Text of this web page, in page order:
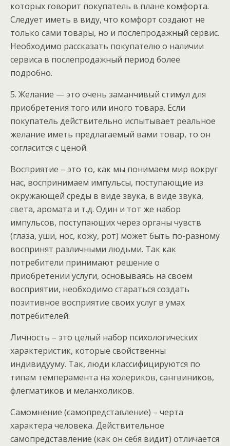
которых говорит покупатель в плане комфорта.
Следует иметь в виду, что комфорт создают не
только сами товары, но и послепродажный сервис.
Необходимо рассказать покупателю о наличии
сервиса в послепродажный период более
подробно.
5. Желание — это очень заманчивый стимул для
приобретения того или иного товара. Если
покупатель действительно испытывает реальное
желание иметь предлагаемый вами товар, то он
согласится с ценой.
Восприятие – это то, как мы понимаем мир вокруг
нас, воспринимаем импульсы, поступающие из
окружающей среды в виде звука, в виде звука,
света, аромата и т.д. Один и тот же набор
импульсов, поступающих через органы чувств
(глаза, уши, нос, кожу, рот) может быть по-разному
воспринят различными людьми. Так как
потребители принимают решение о
приобретении услуги, основываясь на своем
восприятии, необходимо стараться создать
позитивное восприятие своих услуг в умах
потребителей.
Личность – это целый набор психологических
характеристик, которые свойственны
индивидууму. Так, люди классифицируются по
типам темперамента на холериков, сангвиников,
флегматиков и меланхоликов.
Самомнение (самопредставление) – черта
характера человека. Действительное
самопредставление (как он себя видит) отличается